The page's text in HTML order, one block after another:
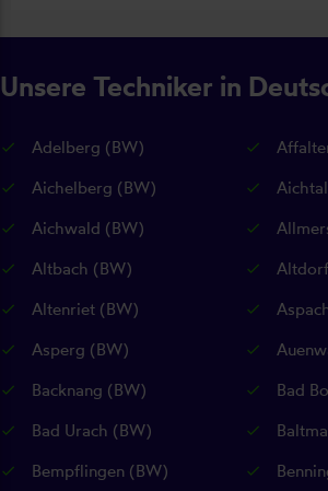
Unsere Techniker in
Adelberg (BW)
Aichelberg (BW)
Aichwald (BW)
Altbach (BW)
Altenriet (BW)
Asperg (BW)
Backnang (BW)
Bad
Bad Urach (BW)
Bempflingen (BW)